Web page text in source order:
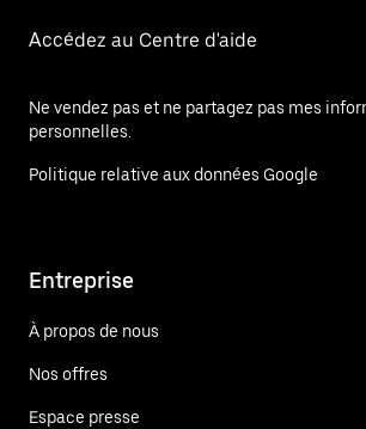
Accédez au Centre d'aide
Ne vendez pas et ne partagez pas mes
personnelles.
Politique relative aux données Google
Entreprise
À propos de nous
Nos offres
Espace presse